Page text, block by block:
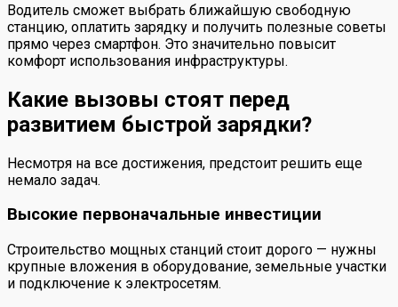
Водитель сможет выбрать ближайшую свободную
станцию, оплатить зарядку и получить полезные советы
прямо через смартфон. Это значительно повысит
комфорт использования инфраструктуры.
Какие вызовы стоят перед
развитием быстрой зарядки?
Несмотря на все достижения, предстоит решить еще
немало задач.
Высокие первоначальные инвестиции
Строительство мощных станций стоит дорого — нужны
крупные вложения в оборудование, земельные участки
и подключение к электросетям.